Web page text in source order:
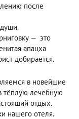
после
— это
апацха
добирается.
в новейшие
тёплую лечебную
отдых.
нашего отеля.